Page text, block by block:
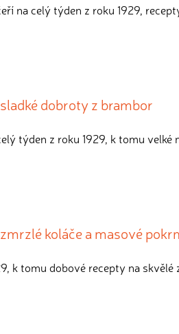
na celý týden z roku 1929,
dobroty z brambor
týden z roku 1929, k tomu velké
koláče a masové
k tomu dobové recepty na skvělé